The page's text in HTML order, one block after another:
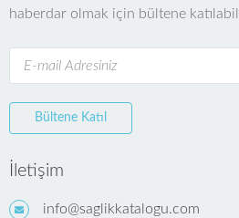
haberdar olmak için bültene
Bültene Katıl
İletişim
info@saglikkatalogu.com